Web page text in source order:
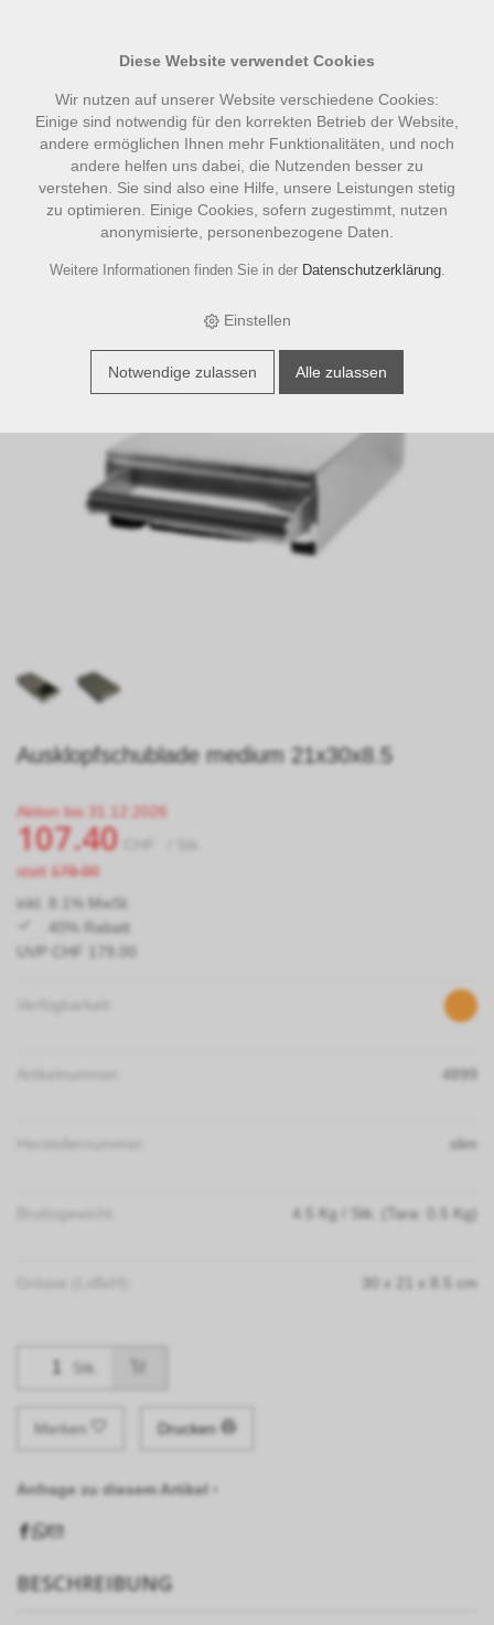
Aktion
Ausklopfschublade medium 21x30x8.5
Aktion bis 31.12.2026
107.40
statt 179.00
inkl. 8.1% MwSt.
40% Rabatt
UVP CHF 179.00
4899
slim
4.5 Kg / Stk. (Tara: 0.5 Kg)
30 x x cm
Stk.
Merken Drucken
Anfrage zu diesem Artikel ›
BESCHREIBUNG
Diese Website verwendet Cookies
Wir nutzen auf unserer Website verschiedene Cookies:
Einige sind notwendig für den korrekten Betrieb der Website,
andere ermöglichen Ihnen mehr Funktionalitäten, und noch
andere helfen uns dabei, die Nutzenden besser zu
verstehen. Sie sind also eine Hilfe, unsere Leistungen stetig
zu optimieren. Einige Cookies, sofern zugestimmt, nutzen
anonymisierte, personenbezogene Daten.
Weitere Informationen finden Sie in der Datenschutzerklärung.
Einstellen
Notwendige zulassen Alle zulassen